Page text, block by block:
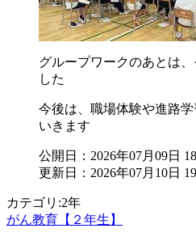
グループワークのあとは
した
今後は、職場体験や進路
いきます
公開日：2026年07月09日
更新日：2026年07月10日
カテゴリ:2年
がん教育【２年生】